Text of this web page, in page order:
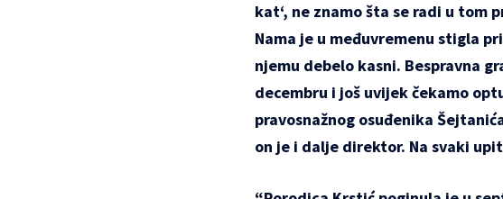
kat‘, ne znamo šta se radi u tom
Nama je u međuvremenu stigla
njemu debelo kasni. Bespravna
decembru i još uvijek čekamo
pravosnažnog osuđenika
on je i dalje direktor. Na svaki